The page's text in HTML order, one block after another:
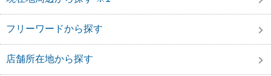
フリーワードから探す
店舗所在地から探す